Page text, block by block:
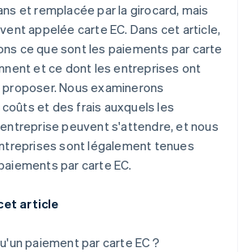
et remplacée par la girocard, mais
appelée carte EC. Dans cet article,
ce que sont les paiements par carte
et ce dont les entreprises ont
Nous examinerons
et des frais auxquels les
peuvent s'attendre, et nous
sont légalement tenues
par carte EC.
article
paiement par carte EC ?